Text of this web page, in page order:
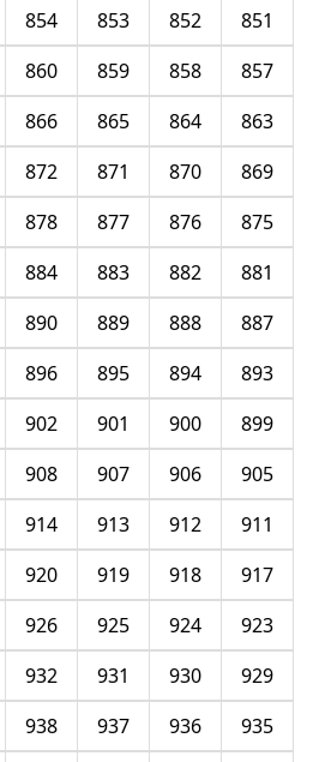
851
852
853
854
857
858
859
860
863
864
865
866
869
870
871
872
875
876
877
878
881
882
883
884
887
888
889
890
893
894
895
896
899
900
901
902
905
906
907
908
911
912
913
914
917
918
919
920
923
924
925
926
929
930
931
932
935
936
937
938